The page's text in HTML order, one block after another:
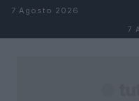
Salta al contenuto
7 Agosto 2026
7